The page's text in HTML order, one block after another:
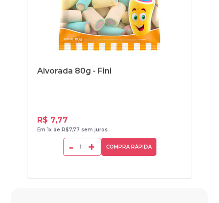
Alvorada 80g - Fini
R$ 7,77
Em 1x de R$7,77 sem juros
- + COMPRA RÁPIDA